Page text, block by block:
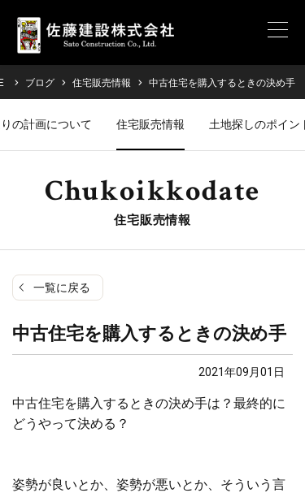
ブログ 住宅販売情報 中古住宅を購入するときの決め手
の計画について 住宅販売情報 土地探しのポイント
Chukoikkodate
住宅販売情報
一覧に戻る
中古住宅を購入するときの決め手
2021年09月01日
中古住宅を購入するときの決め手は？最終的に
どうやって決める？
姿勢が良いとか、姿勢が悪いとか、そういう言